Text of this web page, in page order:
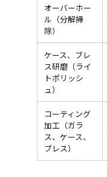
オーバーホー
ル（分解掃
除）
ケース、ブレ
ス研磨（ライ
トポリッシ
ュ）
コーティング
加工（ガラ
ス、ケース、
ブレス）